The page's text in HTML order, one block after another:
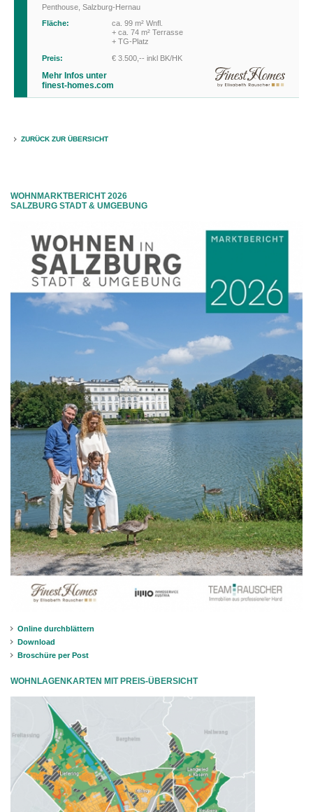
WOHNMARKTBERICHT 2026
SALZBURG STADT & UMGEBUNG
Online durchblättern
Download
Broschüre per Post
WOHNLAGENKARTEN MIT PREIS-ÜBERSICHT
Penthouse Salzburg-Hernau
Fläche:
ca. 99 m² Wnfl.
+ ca. 74 m² Terrasse
+ TG-Platz
Preis:
€ 3.500,-- inkl BK/HK
Mehr Infos unter
finest-homes.com
ZURÜCK ZUR ÜBERSICHT